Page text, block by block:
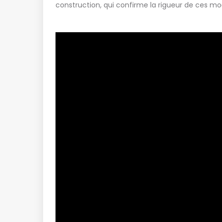
construction, qui confirme la rigueur de ces